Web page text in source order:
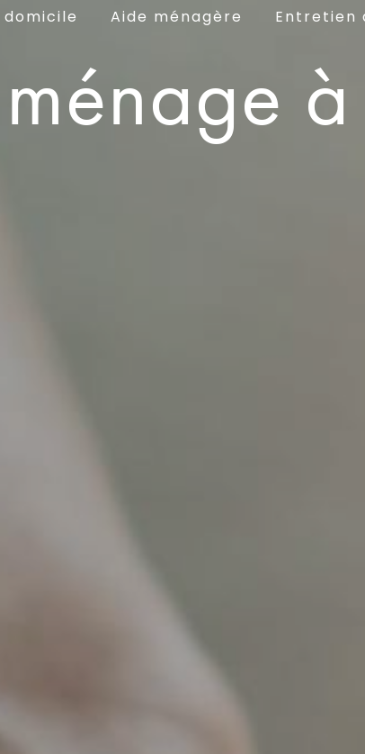
Aide ménagère Entretien